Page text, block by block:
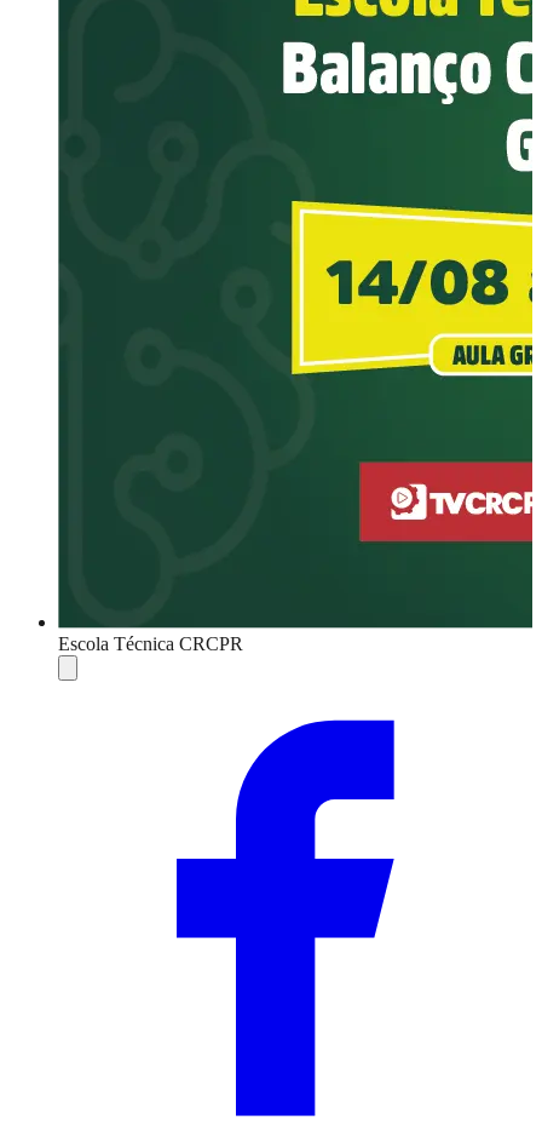
Escola Técnica CRCPR
Compartilhar